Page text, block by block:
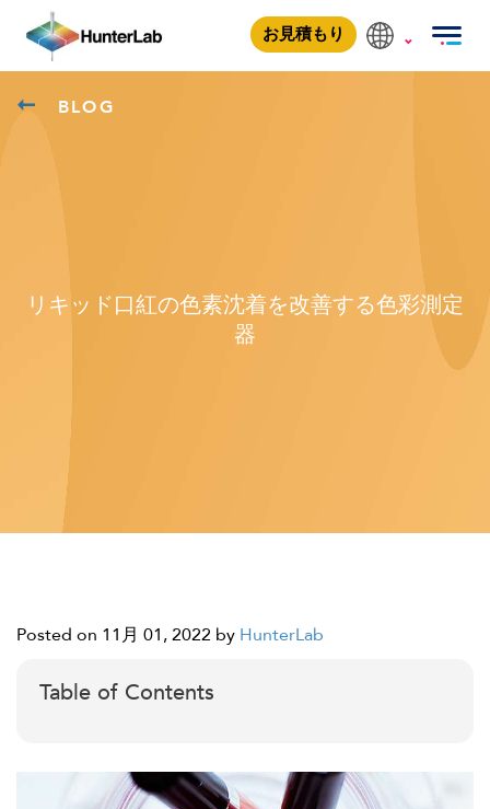
お見積もり
BLOG
リキッド口紅の色素沈着を改善する色彩測定
器
Posted on 11月 01, 2022 by HunterLab
Table of Contents